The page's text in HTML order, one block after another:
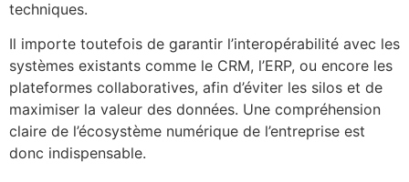
techniques.
Il importe toutefois de garantir l’interopérabilité avec les
systèmes existants comme le CRM, l’ERP, ou encore les
plateformes collaboratives, afin d’éviter les silos et de
maximiser la valeur des données. Une compréhension
claire de l’écosystème numérique de l’entreprise est
donc indispensable.